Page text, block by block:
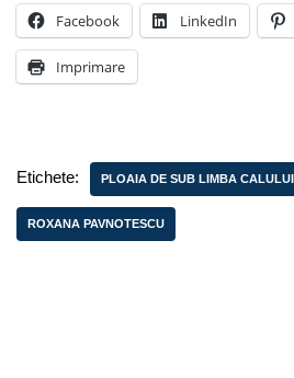
Facebook LinkedIn
Imprimare
Etichete: PLOAIA DE SUB LIMBA CALULUI
ROXANA PAVNOTESCU